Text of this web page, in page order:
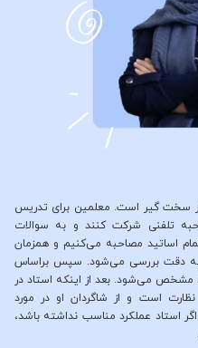
سخت گیر است. معلمین برای تدریس
تلفنی شرکت کنند و به سوالات
اساتید مصاحبه می‌کنیم و همزمان
به دقت بررسی می‌شود. سپس براساس
مشخص می‌شود. بعد از اینکه استاد در
است و از شاگردان او در مورد
استاد عملکرد مناسب نداشته باشد،